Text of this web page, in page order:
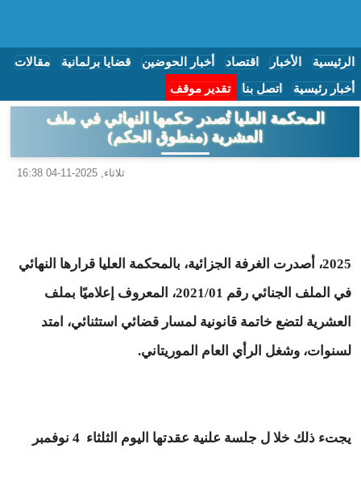
الرئيسية الأخبار اقتصاد أخبار الحوضين قضايا برلمانية مقالات
أخبار رئيسية اتصل بنا تقدير موقف
المحكمة العليا تُصدر حكمها النهائي في ملف
العشرية (منطوق الحكم)
ثلاثاء, 2025-11-04 16:38
2025، أصدرت الغرفة الجزائية، بالمحكمة العليا قرارها النهائي
في الملف الجنائي رقم 2021/01، المعروف إعلاميًا بملف
العشرية لتضع خاتمة قانونية لمسار قضائي استثنائي، امتد
لسنوات، وشغل الرأي العام الموريتاني.
يجتء ذلك خلا ل جلسة علنية عقدتها اليوم الثلثاء 4 نوفمبر